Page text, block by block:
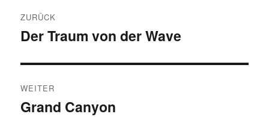
ZURÜCK
Vorheriger
Der Traum von der Wave
WEITER
Nächster
Grand Canyon